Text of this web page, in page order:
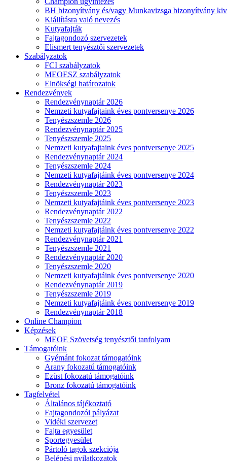
BH bizonyítvány és/vagy Munkavizsga bizonyítvány
Kiállításra való nevezés
Kutyafajták
Fajtagondozó szervezetek
Elismert tenyésztői szervezetek
Szabályzatok
FCI szabályzatok
MEOESZ szabályzatok
Elnökségi határozatok
Rendezvények
Rendezvénynaptár 2026
Nemzeti kutyafajtaink éves pontversenye 2026
Tenyészszemle 2026
Rendezvénynaptár 2025
Tenyészszemle 2025
Nemzeti kutyafajtaink éves pontversenye 2025
Rendezvénynaptár 2024
Tenyészszemle 2024
Nemzeti kutyafajtáink éves pontversenye 2024
Rendezvénynaptár 2023
Tenyészszemle 2023
Nemzeti kutyafajtáink éves pontversenye 2023
Rendezvénynaptár 2022
Tenyészszemle 2022
Nemzeti kutyafajtáink éves pontversenye 2022
Rendezvénynaptár 2021
Tenyészszemle 2021
Rendezvénynaptár 2020
Tenyészszemle 2020
Nemzeti kutyafajtáink éves pontversenye 2020
Rendezvénynaptár 2019
Tenyészszemle 2019
Nemzeti kutyafajtáink éves pontversenye 2019
Rendezvénynaptár 2018
Online Champion
Képzések
MEOE Szövetség tenyésztői tanfolyam
Támogatóink
Gyémánt fokozat támogatóink
Arany fokozatú támogatóink
Ezüst fokozatú támogatóink
Bronz fokozatú támogatóink
Tagfelvétel
Általános tájékoztató
Fajtagondozói pályázat
Vidéki szervezet
Fajta egyesület
Sportegyesület
Pártoló tagok szekciója
Belépési nyilatkozatok